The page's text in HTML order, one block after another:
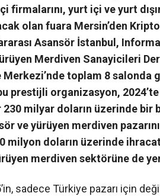
firmalarını, yurt içi ve yurt
olan fuara Mersin’den
Asansör İstanbul,
Merdiven Sanayicileri
Merkezi’nde toplam 8
prestijli organizasyon,
230 milyar doların üzerinde bir
ve yürüyen merdiven
milyon doların üzerinde
merdiven sektörüne de
sadece Türkiye pazarı için